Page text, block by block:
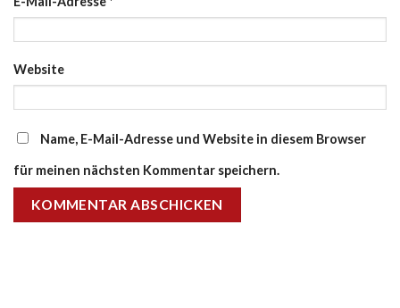
Website
Name, E-Mail-Adresse und Website in diesem Browser
für meinen nächsten Kommentar speichern.